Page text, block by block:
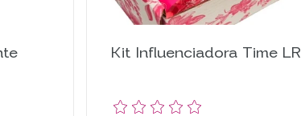
Kit Influenciadora Time LR